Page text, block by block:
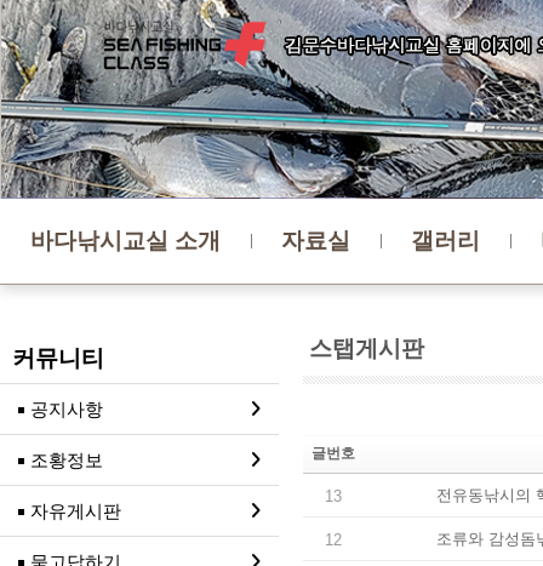
바다낚시교실 소개 자료실 갤러리
스탭게시판
커뮤니티
공지사항
조황정보
자유게시판
묻고답하기
글번호
13 전유동낚시의
12 조류와 감성돔